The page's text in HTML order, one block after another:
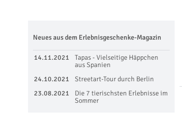
Neues aus dem Erlebnisgeschenke-Magazin
14.11.2021
Tapas - Vielseitige Häppchen
aus Spanien
24.10.2021
Streetart-Tour durch Berlin
23.08.2021
Die 7 tierischsten Erlebnisse im
Sommer